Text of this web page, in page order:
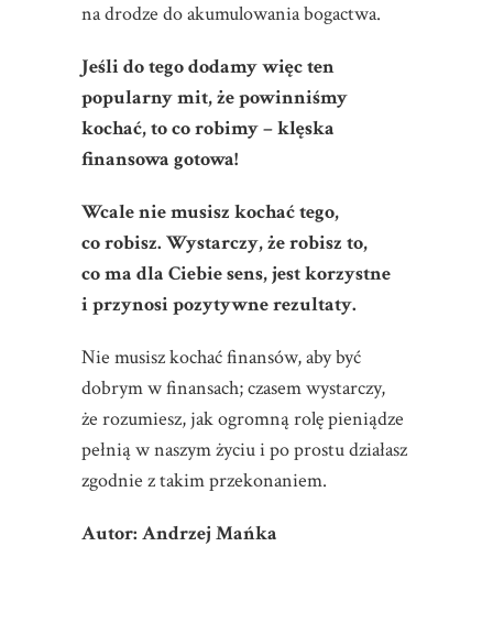
na drodze do akumulowania bogactwa.
Jeśli do tego dodamy więc ten
popularny mit, że powinniśmy
kochać, to co robimy – klęska
finansowa gotowa!
Wcale nie musisz kochać tego,
co robisz. Wystarczy, że robisz to,
co ma dla Ciebie sens, jest korzystne
i przynosi pozytywne rezultaty.
Nie musisz kochać finansów, aby być
dobrym w finansach; czasem wystarczy,
że rozumiesz, jak ogromną rolę pieniądze
pełnią w naszym życiu i po prostu działasz
zgodnie z takim przekonaniem.
Autor: Andrzej Mańka